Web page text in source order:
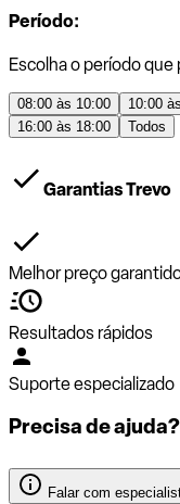
Período:
Escolha o período
08:00 às 10:00 10:00
16:00 às 18:00
Todos
Garantias Trevo
Melhor preço
Resultados rápidos
Suporte especializado
Precisa de ajuda?
Falar com